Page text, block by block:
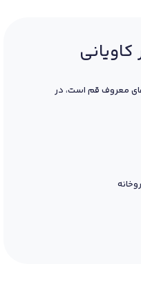
کاویانی
های معروف قم است، در